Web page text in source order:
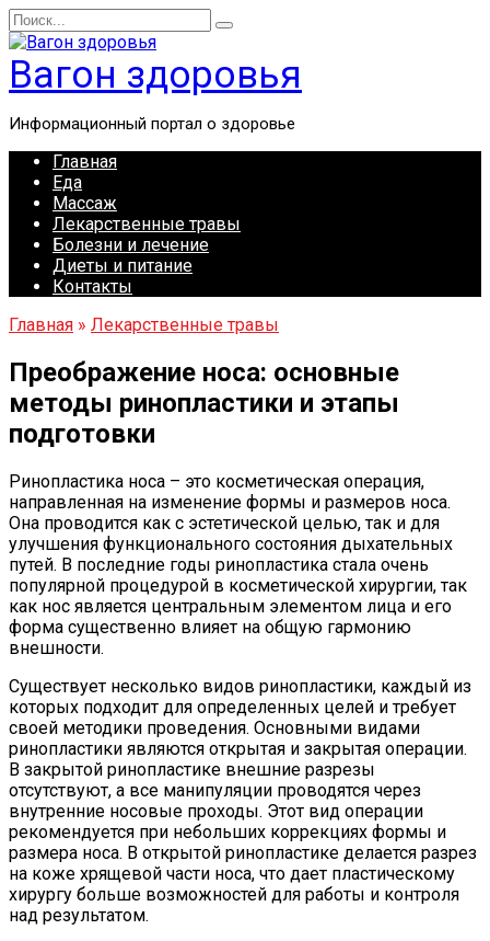
Перейти
к
содержанию
Search
for:
Вагон здоровья
Информационный портал о здоровье
Главная
Еда
Массаж
Лекарственные травы
Болезни и лечение
Диеты и питание
Контакты
Главная » Лекарственные травы
Преображение носа: основные
методы ринопластики и этапы
подготовки
Ринопластика носа – это косметическая операция,
направленная на изменение формы и размеров носа.
Она проводится как с эстетической целью, так и для
улучшения функционального состояния дыхательных
путей. В последние годы ринопластика стала очень
популярной процедурой в косметической хирургии, так
как нос является центральным элементом лица и его
форма существенно влияет на общую гармонию
внешности.
Существует несколько видов ринопластики, каждый из
которых подходит для определенных целей и требует
своей методики проведения. Основными видами
ринопластики являются открытая и закрытая операции.
В закрытой ринопластике внешние разрезы
отсутствуют, а все манипуляции проводятся через
внутренние носовые проходы. Этот вид операции
рекомендуется при небольших коррекциях формы и
размера носа. В открытой ринопластике делается разрез
на коже хрящевой части носа, что дает пластическому
хирургу больше возможностей для работы и контроля
над результатом.